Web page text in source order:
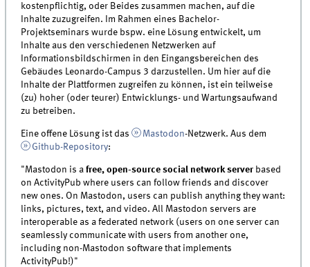
kostenpflichtig, oder Beides zusammen machen, auf die
Inhalte zuzugreifen. Im Rahmen eines Bachelor-
Projektseminars wurde bspw. eine Lösung entwickelt, um
Inhalte aus den verschiedenen Netzwerken auf
Informationsbildschirmen in den Eingangsbereichen des
Gebäudes Leonardo-Campus 3 darzustellen. Um hier auf die
Inhalte der Plattformen zugreifen zu können, ist ein teilweise
(zu) hoher (oder teurer) Entwicklungs- und Wartungsaufwand
zu betreiben.
Eine offene Lösung ist das Mastodon-Netzwerk. Aus dem
Github-Repository:
"Mastodon is afree, open-source social network server based
on ActivityPub where users can follow friends and discover
new ones. On Mastodon, users can publish anything they want:
links, pictures, text, and video. All Mastodon servers are
interoperable as a federated network (users on one server can
seamlessly communicate with users from another one,
including non-Mastodon software that implements
ActivityPub!)"